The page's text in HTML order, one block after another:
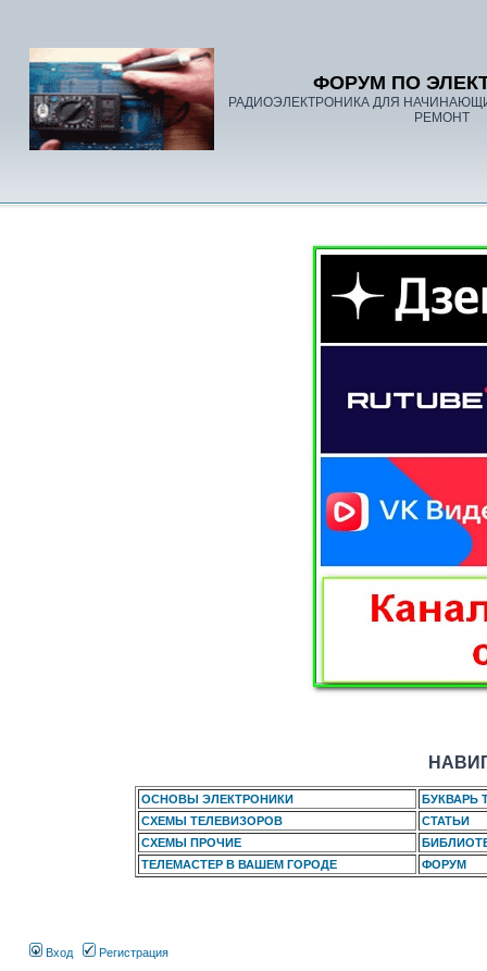
ФОРУМ ПО
РАДИОЭЛЕКТРОНИКА ДЛЯ
РЕМОНТ
ОСНОВЫ ЭЛЕКТРОНИКИ
БУКВАРЬ
СХЕМЫ ТЕЛЕВИЗОРОВ
СТАТЬИ
СХЕМЫ ПРОЧИЕ
ТЕЛЕМАСТЕР В ВАШЕМ ГОРОДЕ
ФОРУМ
Вход Регистрация